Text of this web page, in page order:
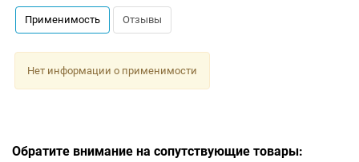
Применимость Отзывы
Нет информации о применимости
Обратите внимание на сопутствующие товары: